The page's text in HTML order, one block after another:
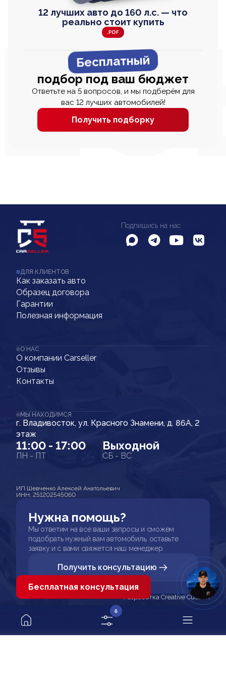
12 лучших авто до 160 л.с. — что
реально стоит купить
.PDF
Бесплатный
подбор под ваш бюджет
Ответьте на 5 вопросов, и мы подберём для
вас 12 лучших автомобилей!
Получить подборку
Подпишись на нас
ДЛЯ КЛИЕНТОВ
Как заказать авто
Образец договора
Гарантии
Полезная информация
О НАС
О компании Carseller
Отзывы
Контакты
МЫ НАХОДИМСЯ
г. Владивосток, ул. Красного Знамени, д. 86А, 2
этаж
11:00 - 17:00
ПН - ПТ
Выходной
СБ - ВС
ИП Шевченко Алексей Анатольевич
ИНН: 251202545060
Нужна помощь?
Мы ответим на все ваши запросы и сможем
подобрать нужный вам автомобиль, оставьте
заявку и с вами свяжется наш менеджер
Получить консультацию
Разработка Creative Custom
6
Бесплатная консультация